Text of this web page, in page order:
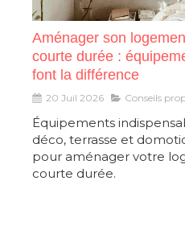
Aménager son
courte durée :
font la différence
20 Juil 2026 Conseils
Équipements
déco, terrasse et
pour aménager votre
courte durée.